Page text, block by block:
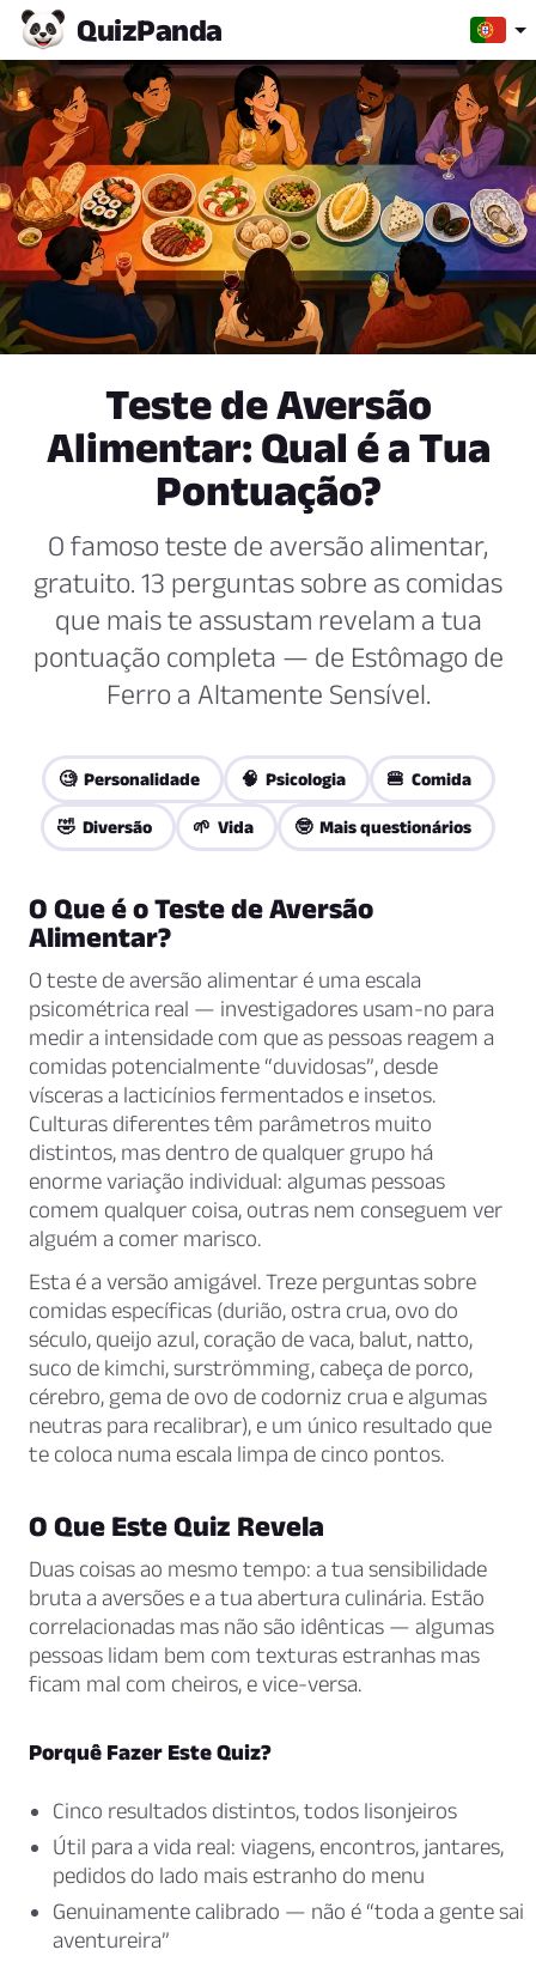
QuizPanda
Teste de Aversão
Alimentar: Qual é a Tua
Pontuação?
O famoso teste de aversão alimentar,
gratuito. 13 perguntas sobre as comidas
que mais te assustam revelam a tua
pontuação completa — de Estômago de
Ferro a Altamente Sensível.
🧐 Personalidade 🧠 Psicologia 🍔 Comida
🤣 Diversão 🌱 Vida 🤓 Mais questionários
O Que é o Teste de Aversão
Alimentar?
O teste de aversão alimentar é uma escala
psicométrica real — investigadores usam-no para
medir a intensidade com que as pessoas reagem a
comidas potencialmente “duvidosas”, desde
vísceras a lacticínios fermentados e insetos.
Culturas diferentes têm parâmetros muito
distintos, mas dentro de qualquer grupo há
enorme variação individual: algumas pessoas
comem qualquer coisa, outras nem conseguem ver
alguém a comer marisco.
Esta é a versão amigável. Treze perguntas sobre
comidas específicas (durião, ostra crua, ovo do
século, queijo azul, coração de vaca, balut, natto,
suco de kimchi, surströmming, cabeça de porco,
cérebro, gema de ovo de codorniz crua e algumas
neutras para recalibrar), e um único resultado que
te coloca numa escala limpa de cinco pontos.
O Que Este Quiz Revela
Duas coisas ao mesmo tempo: a tua sensibilidade
bruta a aversões e a tua abertura culinária. Estão
correlacionadas mas não são idênticas — algumas
pessoas lidam bem com texturas estranhas mas
ficam mal com cheiros, e vice-versa.
Porquê Fazer Este Quiz?
Cinco resultados distintos, todos lisonjeiros
Útil para a vida real: viagens, encontros, jantares,
pedidos do lado mais estranho do menu
Genuinamente calibrado — não é “toda a gente sai
aventureira”